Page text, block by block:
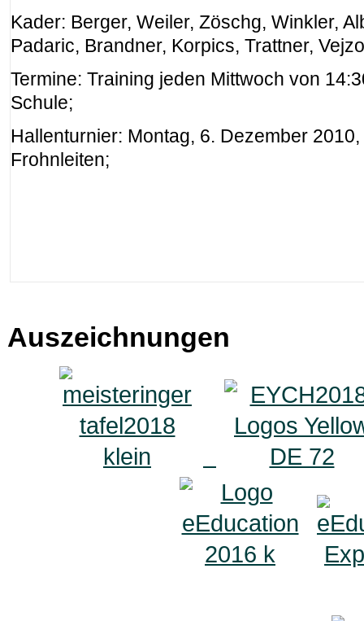
Kader: Berger, Weiler, Zöschg, Winkler,
Padaric, Brandner, Korpics, Trattner,
Termine: Training jeden Mittwoch von
Schule;
Hallenturnier: Montag, 6. Dezember
Frohnleiten;
Auszeichnungen